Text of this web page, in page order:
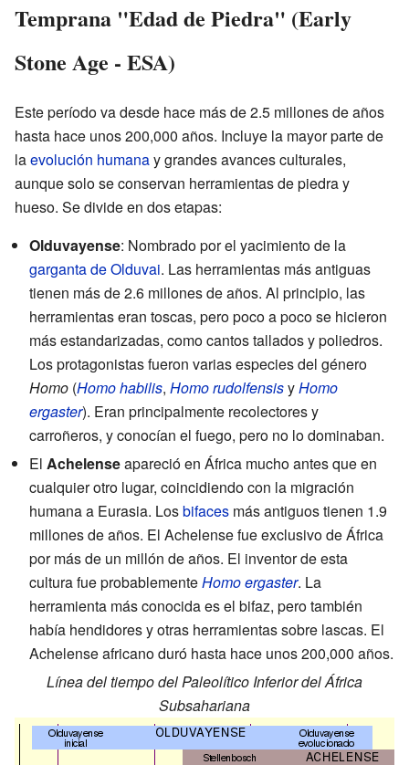
Temprana "Edad de Piedra" (Early
Stone Age - ESA)
Este período va desde hace más de 2.5 millones de años
hasta hace unos 200,000 años. Incluye la mayor parte de
laevolución humanay grandes avances culturales,
aunque solo se conservan herramientas de piedra y
hueso. Se divide en dos etapas:
Olduvayense: Nombrado por el yacimiento de la
garganta de Olduvai. Las herramientas más antiguas
tienen más de 2.6 millones de años. Al principio, las
herramientas eran toscas, pero poco a poco se hicieron
más estandarizadas, como cantos tallados y poliedros.
Los protagonistas fueron varias especies del género
Homo (Homo habilis, Homo rudolfensisyHomo
ergaster). Eran principalmente recolectores y
carroñeros, y conocían el fuego, pero no lo dominaban.
El Achelenseapareció en África mucho antes que en
cualquier otro lugar, coincidiendo con la migración
humana a Eurasia. Losbifaces más antiguos tienen 1.9
millones de años. El Achelense fue exclusivo de África
por más de un millón de años. El inventor de esta
cultura fue probablementeHomo ergaster. La
herramienta más conocida es el bifaz, pero también
había hendidores y otras herramientas sobre lascas. El
Achelense africano duró hasta hace unos 200,000 años.
Línea del tiempo del Paleolítico Inferior del África
Subsahariana